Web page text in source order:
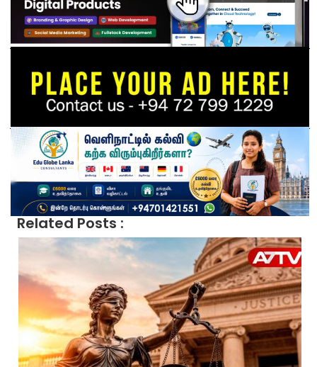
Related Posts :